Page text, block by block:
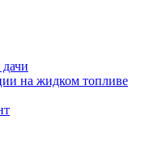
на жидком топливе